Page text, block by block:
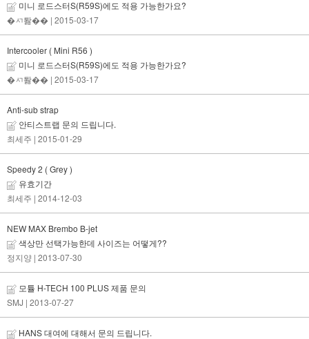
미니 로드스터S(R59S)에도 적용 가능한가요?
�ㅺ퇋�� | 2015-03-17
Intercooler ( Mini R56 )
미니 로드스터S(R59S)에도 적용 가능한가요?
�ㅺ퇋�� | 2015-03-17
Anti-sub strap
안티스트랩 문의 드립니다.
최세주 | 2015-01-29
Speedy 2 ( Grey )
유효기간
최세주 | 2014-12-03
NEW MAX Brembo B-jet
색상만 선택가능한데 사이즈는 어떻게??
정지양 | 2013-07-30
모튤 H-TECH 100 PLUS 제품 문의
SMJ | 2013-07-27
HANS 대여에 대해서 문의 드립니다.